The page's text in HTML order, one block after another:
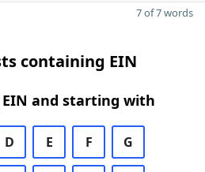
7 of 7 words
containing EIN
and starting with
D E F G